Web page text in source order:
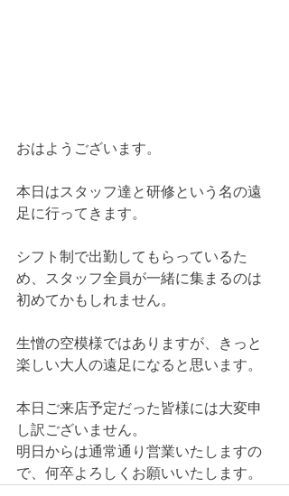
おはようございます。
本日はスタッフ達と研修という名の遠
足に行ってきます。
シフト制で出勤してもらっているた
め、スタッフ全員が一緒に集まるのは
初めてかもしれません。
生憎の空模様ではありますが、きっと
楽しい大人の遠足になると思います。
本日ご来店予定だった皆様には大変申
し訳ございません。
明日からは通常通り営業いたしますの
で、何卒よろしくお願いいたします。